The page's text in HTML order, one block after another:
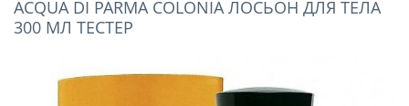
ACQUA DI PARMA COLONIA ЛОСЬОН ДЛЯ ТЕЛА
300 МЛ ТЕСТЕР